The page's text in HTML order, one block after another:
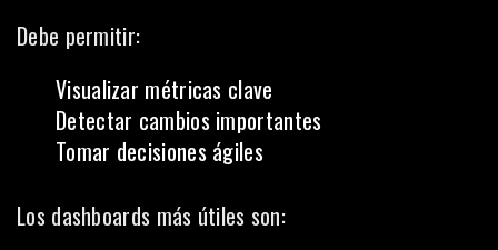
Debe permitir:
Visualizar métricas clave
Detectar cambios importantes
Tomar decisiones ágiles
Los dashboards más útiles son: